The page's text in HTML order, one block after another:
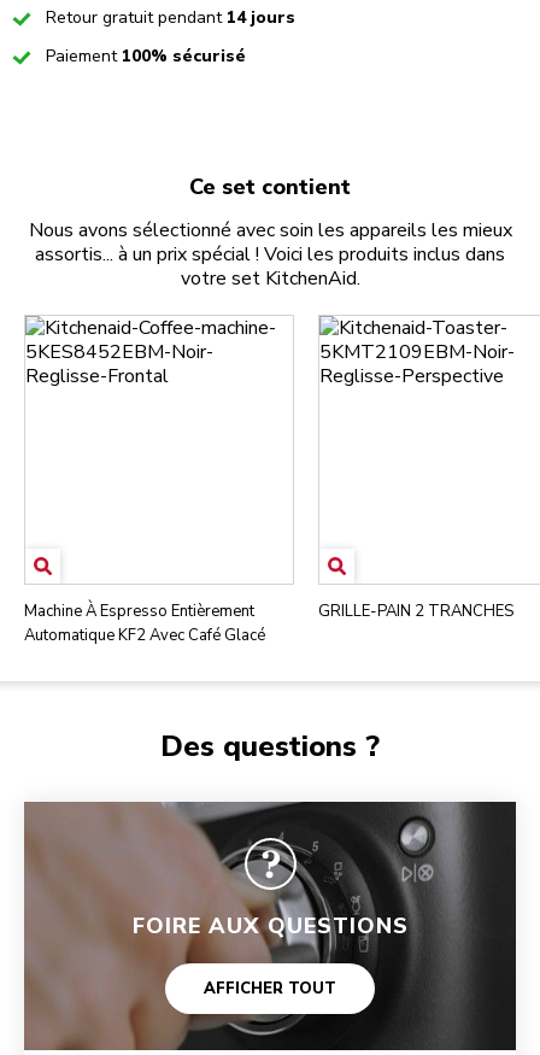
CheckedRetour gratuit pendant 14 jours
CheckedPaiement 100% sécurisé
Ce set contient
Nous avons sélectionné avec soin les appareils les mieux
assortis... à un prix spécial ! Voici les produits inclus dans
votre set KitchenAid.
Machine À Espresso Entièrement
Automatique KF2 Avec Café Glacé
GRILLE-PAIN 2 TRANCHES
Des questions ?
FOIRE AUX QUESTIONS
AFFICHER TOUT